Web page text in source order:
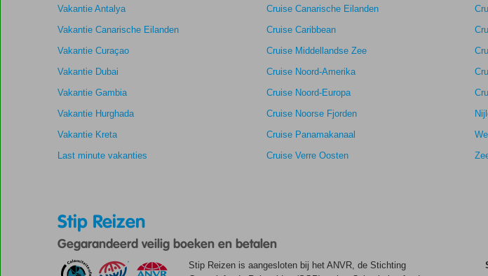
Totale score
Gebaseerd
op:
beoordelingen
9,4
Uitstekend
Kindvriendelijk
-
Wifi kwaliteit
8,8
Vakantie Antalya
Vakantie Canarische Eilanden
Vakantie Curaçao
Vakantie Dubai
Vakantie Gambia
Vakantie Hurghada
Vakantie Kreta
Last minute vakanties
Cruise Canarische Eilanden
Cruise Caribbean
Cruise Middellandse Zee
Cruise Noord-Amerika
Cruise Noord-Europa
Cruise Noorse Fjorden
Cruise Panamakanaal
Cruise Verre Oosten
Stip Reizen
Gegarandeerd veilig boeken en betalen
Stip Reizen is aangesloten bij het ANVR, de Stichting